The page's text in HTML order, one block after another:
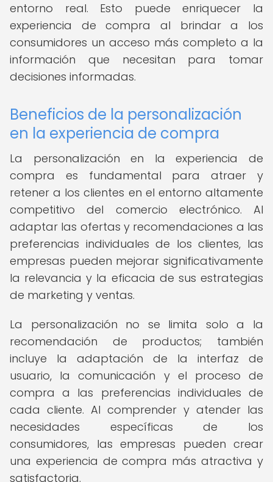
entorno real. Esto puede enriquecer la
experiencia de compra al brindar a los
consumidores un acceso más completo a la
información que necesitan para tomar
decisiones informadas.
Beneficios de la personalización
en la experiencia de compra
La personalización en la experiencia de
compra es fundamental para atraer y
retener a los clientes en el entorno altamente
competitivo del comercio electrónico. Al
adaptar las ofertas y recomendaciones a las
preferencias individuales de los clientes, las
empresas pueden mejorar significativamente
la relevancia y la eficacia de sus estrategias
de marketing y ventas.
La personalización no se limita solo a la
recomendación de productos; también
incluye la adaptación de la interfaz de
usuario, la comunicación y el proceso de
compra a las preferencias individuales de
cada cliente. Al comprender y atender las
necesidades específicas de los
consumidores, las empresas pueden crear
una experiencia de compra más atractiva y
satisfactoria.